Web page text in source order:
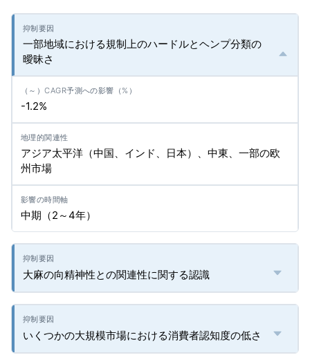
一部地域における規制上のハードルとヘンプ分類の
曖昧さ
-1.2%
アジア太平洋（中国、インド、日本）、中東、一部の欧
州市場
中期（2～4年）
大麻の向精神性との関連性に関する認識
いくつかの大規模市場における消費者認知度の低さ